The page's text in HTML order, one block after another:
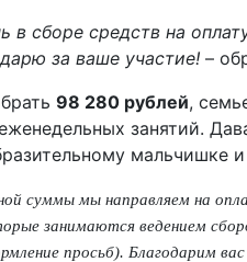
в сборе средств на
за ваше участие!–
98 280 рублей,
занятий.
мальчишке
суммы мы направляем на
занимаются ведением
просьб). Благодарим